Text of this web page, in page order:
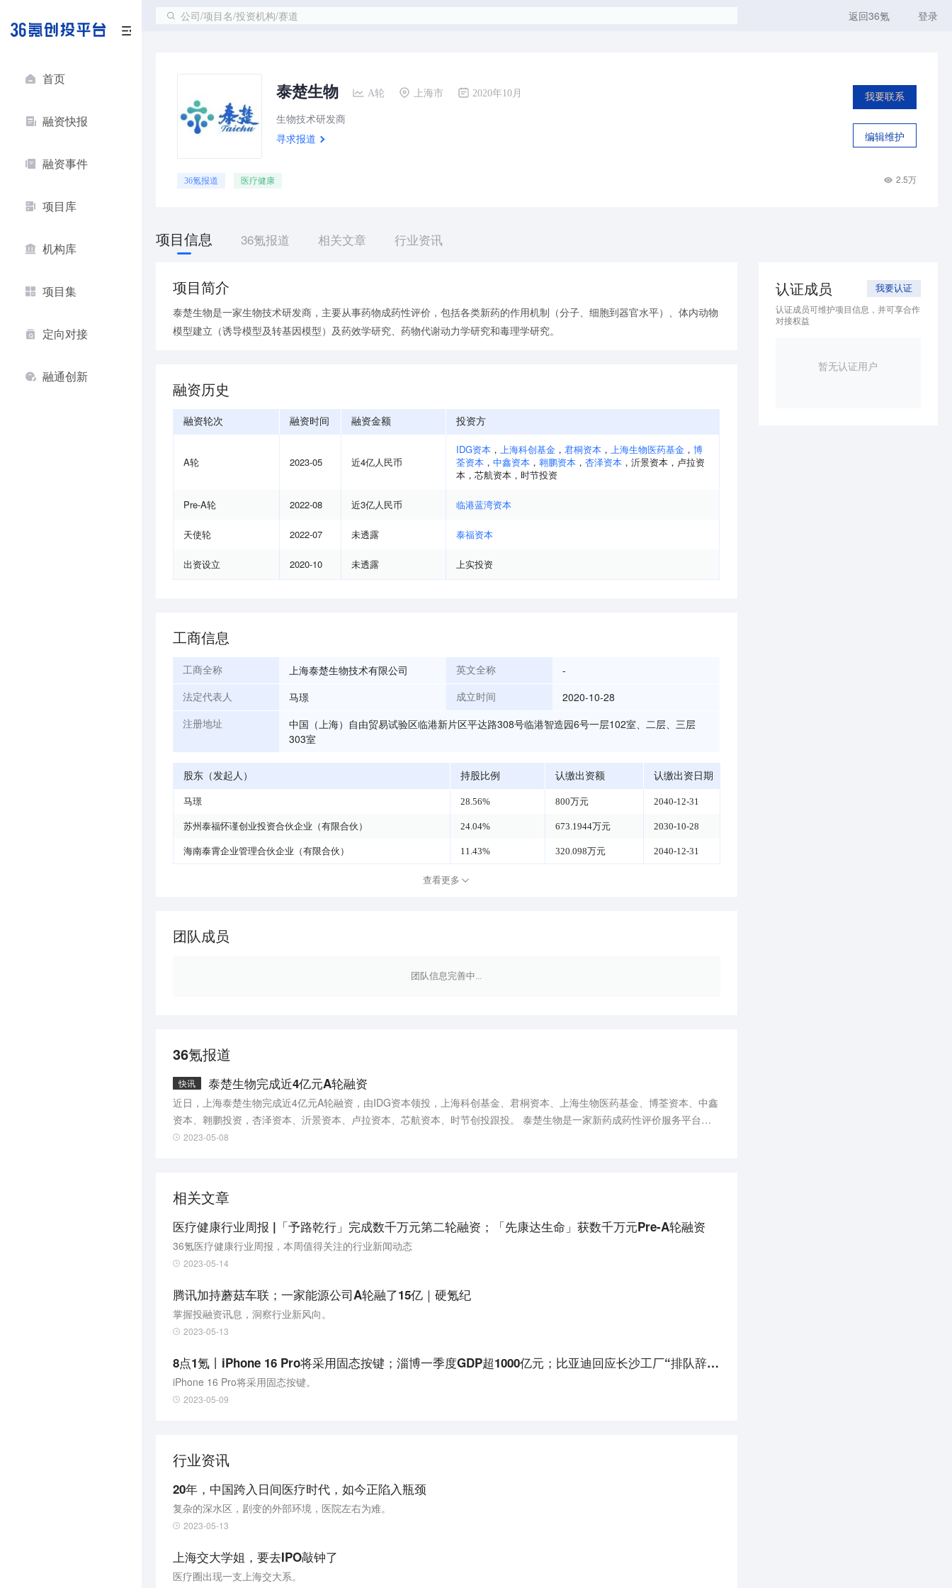
首页
融资快报
融资事件
项目库
机构库
项目集
定向对接
融通创新
公司/项目名/投资机构/赛道 返回36氪 登录
泰楚生物 A轮 上海市 2020年10月
生物技术研发商
寻求报道
我要联系
编辑维护
36氪报道 医疗健康 2.5万
项目信息 36氪报道 相关文章 行业资讯
项目简介
泰楚生物是一家生物技术研发商，主要从事药物成药性评价，包括各类新药的作用机制（分子、细胞到器官水平）、体内动物
模型建立（诱导模型及转基因模型）及药效学研究、药物代谢动力学研究和毒理学研究。
融资历史
融资轮次 融资时间 融资金额 投资方
A轮 2023-05 近4亿人民币
IDG资本 ， 上海科创基金 ， 君桐资本 ， 上海生物医药基金 ， 博
荃资本 ， 中鑫资本 ， 翱鹏资本 ， 杏泽资本 ， 沂景资本 ， 卢拉资
本 ， 芯航资本 ， 时节投资
Pre-A轮 2022-08 近3亿人民币 临港蓝湾资本
天使轮 2022-07 未透露 泰福资本
出资设立 2020-10 未透露 上实投资
工商信息
工商全称 上海泰楚生物技术有限公司 英文全称 -
法定代表人 马璟 成立时间 2020-10-28
注册地址
中国（上海）自由贸易试验区临港新片区平达路308号临港智造园6号一层102室、二层、三层
303室
股东（发起人） 持股比例 认缴出资额 认缴出资日期
马璟 28.56% 800万元 2040-12-31
苏州泰福怀谨创业投资合伙企业（有限合伙） 24.04% 673.1944万元 2030-10-28
海南泰霄企业管理合伙企业（有限合伙） 11.43% 320.098万元 2040-12-31
查看更多
团队成员
团队信息完善中...
36氪报道
快讯 泰楚生物完成近4亿元A轮融资
近日，上海泰楚生物完成近4亿元A轮融资，由IDG资本领投，上海科创基金、君桐资本、上海生物医药基金、博荃资本、中鑫
资本、翱鹏投资，杏泽资本、沂景资本、卢拉资本、芯航资本、时节创投跟投。 泰楚生物是一家新药成药性评价服务平台，
主要从事药物成药性评价，包括各类新药的作用机制(分子、细胞到器官水平)、体内动物模型建立(诱导模型及转基因模型)及
2023-05-08
相关文章
医疗健康行业周报 |「予路乾行」完成数千万元第二轮融资；「先康达生命」获数千万元Pre-A轮融资
36氪医疗健康行业周报，本周值得关注的行业新闻动态
2023-05-14
腾讯加持蘑菇车联；一家能源公司A轮融了15亿｜硬氪纪
掌握投融资讯息，洞察行业新风向。
2023-05-13
8点1氪丨iPhone 16 Pro将采用固态按键；淄博一季度GDP超1000亿元；比亚迪回应长沙工厂“排队辞职”
iPhone 16 Pro将采用固态按键。
2023-05-09
行业资讯
20年，中国跨入日间医疗时代，如今正陷入瓶颈
复杂的深水区，剧变的外部环境，医院左右为难。
2023-05-13
上海交大学姐，要去IPO敲钟了
医疗圈出现一支上海交大系。
认证成员 我要认证
认证成员可维护项目信息，并可享合作
对接权益
暂无认证用户